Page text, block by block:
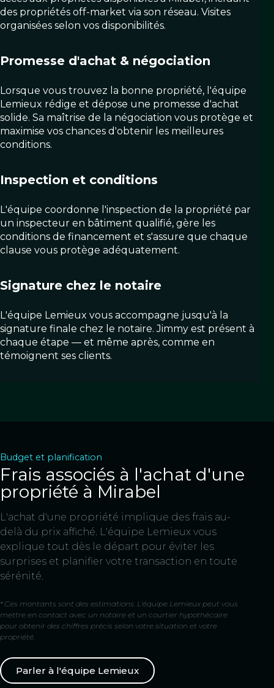
des propriétés off-market via son réseau. Visites
organisées selon vos disponibilités.
Promesse d'achat & négociation
Lorsque vous trouvez la bonne propriété, l'équipe
Lemieux rédige et dépose une promesse d'achat
solide. Sa maîtrise de la négociation vous protège et
maximise vos chances d'obtenir les meilleures
conditions.
Inspection et conditions
L'équipe coordonne l'inspection de la propriété par
un inspecteur en bâtiment qualifié, gère les
conditions de financement et s'assure que chaque
clause vous protège adéquatement.
Signature chez le notaire
L'équipe Lemieux vous accompagne jusqu'à la
signature finale chez le notaire. Jimmy est présent à
chaque étape — et même après, comme en
témoignent ses clients.
Budget et planification
Frais associés à l'achat d'une
propriété à Mirabel
L'achat d'une propriété implique des frais au-
delà du prix affiché. L'équipe Lemieux vous
explique tout dès le départ pour éviter les
surprises et planifier votre transaction en toute
sérénité.
* Ces montants sont des estimations. L'équipe Lemieux peut vous
mettre en contact avec un notaire et un courtier hypothécaire
pour obtenir des chiffres précis selon votre situation et votre
propriété.
Parler à l'équipe Lemieux